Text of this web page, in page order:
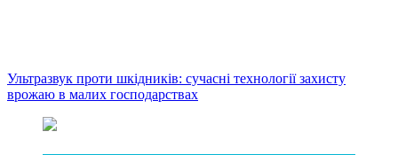
Ультразвук проти шкідників: сучасні технології захисту
врожаю в малих господарствах